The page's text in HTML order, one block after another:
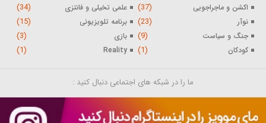
اکشن و ماجراجویی (37) علمی تخیلی و فانتزی (34)
نوآر (23) برنامه تلویزیونی (15)
جنگ و سیاست (9) بازی (3)
کودکان (1)
Reality
(1)
ما را در شبکه های اجتماعی دنبال کنید :